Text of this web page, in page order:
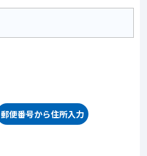
郵便番号から住所入力